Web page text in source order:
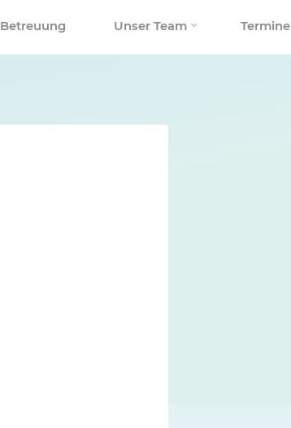
Betreuung Unser Team Termine